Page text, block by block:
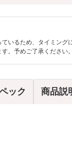
いるため、タイミング
。予めご了承ください。
ック 商品説